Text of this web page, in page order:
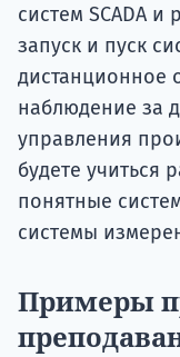
систем SCADA
запуск и пуск
дистанционное
наблюдение за
управления
будете учиться
понятные
системы
Примеры